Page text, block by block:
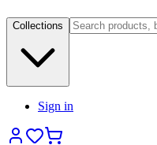
Collections
Sign in